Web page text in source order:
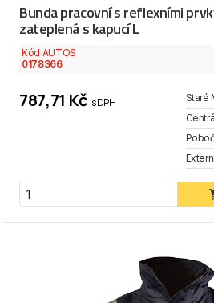
Bunda pracovní s reflexními
zateplená s kapucí L
Kód AUTOS
0178366
787,71 Kč s DPH
Staré